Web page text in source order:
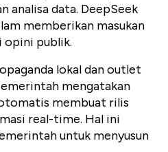
analisa data. DeepSeek
memberikan masukan
opini publik.
lokal dan outlet
mengatakan
membuat rilis
real-time. Hal ini
untuk menyusun